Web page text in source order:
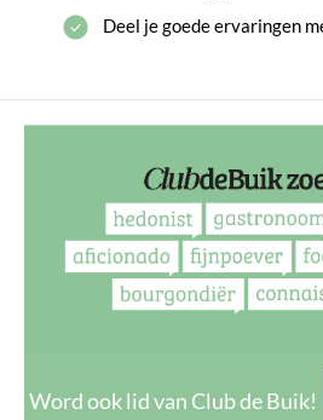
Deel je goede ervaringen
Word ook lid van Club de Buik!